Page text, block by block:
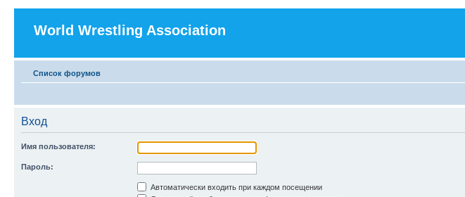
World Wrestling Association
Список форумов
Вход
Имя пользователя:
Пароль:
Автоматически входить при каждом посещении